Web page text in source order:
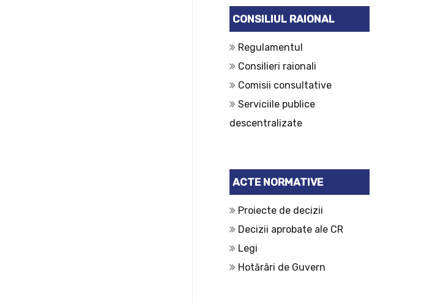
CONSILIUL RAIONAL
Regulamentul
Consilieri raionali
Comisii consultative
Serviciile publice
descentralizate
ACTE NORMATIVE
Proiecte de decizii
Decizii aprobate ale CR
Legi
Hotărâri de Guvern